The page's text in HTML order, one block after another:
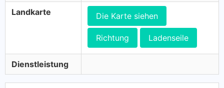
Landkarte Die Karte siehen
Richtung Ladenseile
Dienstleistung